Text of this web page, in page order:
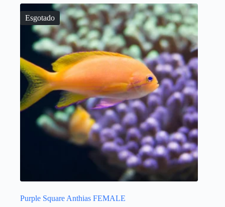
Esgotado
Purple Square Anthias FEMALE